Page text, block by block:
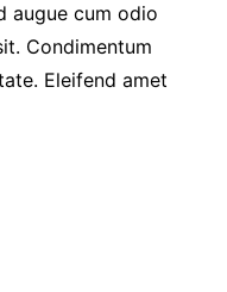
augue cum odio
Condimentum
Eleifend amet